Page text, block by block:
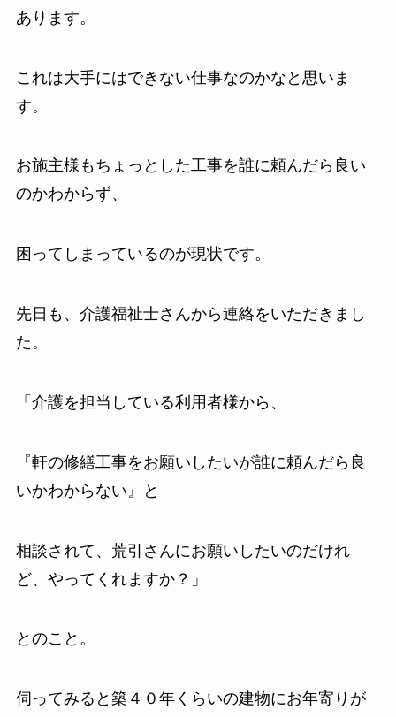
あります。
これは大手にはできない仕事なのかなと思いま
す。
お施主様もちょっとした工事を誰に頼んだら良い
のかわからず、
困ってしまっているのが現状です。
先日も、介護福祉士さんから連絡をいただきまし
た。
「介護を担当している利用者様から、
『軒の修繕工事をお願いしたいが誰に頼んだら良
いかわからない』と
相談されて、荒引さんにお願いしたいのだけれ
ど、やってくれますか？」
とのこと。
伺ってみると築４０年くらいの建物にお年寄りが